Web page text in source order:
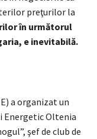
preţurilor la
în următorul
e inevitabilă.
a organizat un
Energetic Oltenia
şef de club de